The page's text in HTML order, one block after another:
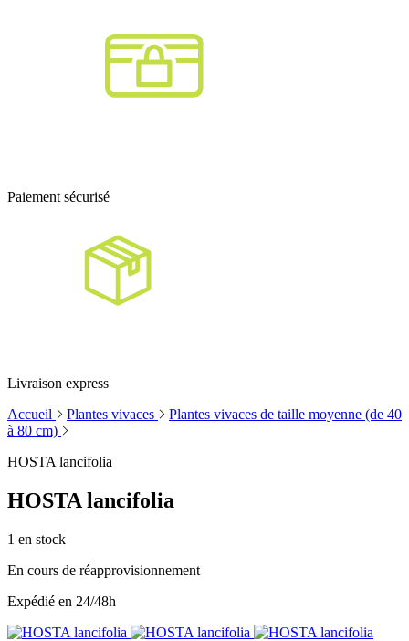
Paiement sécurisé
Livraison express
Accueil
Plantes vivaces
Plantes vivaces de taille moyenne (de 40
à 80 cm)
HOSTA lancifolia
HOSTA lancifolia
1 en stock
En cours de réapprovisionnement
Expédié en 24/48h